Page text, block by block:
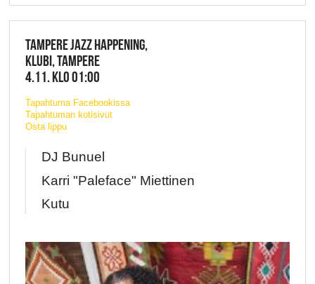
TAMPERE JAZZ HAPPENING,
KLUBI, TAMPERE
4.11. KLO 01:00
Tapahtuma Facebookissa
Tapahtuman kotisivut
Osta lippu
DJ Bunuel
Karri "Paleface" Miettinen
Kutu